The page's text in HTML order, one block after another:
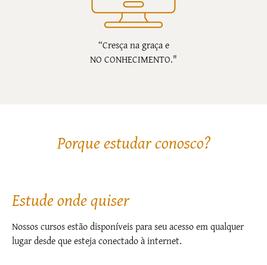
“Cresça na graça e
NO CONHECIMENTO."
Porque estudar conosco?
Estude onde quiser
Nossos cursos estão disponíveis para seu acesso em qualquer
lugar desde que esteja conectado à internet.